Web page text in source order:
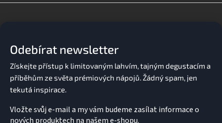
Odebírat newsletter
Vložte svůj e-mail a my vám budeme zasílat informace o
nových produktech na našem e-shopu.